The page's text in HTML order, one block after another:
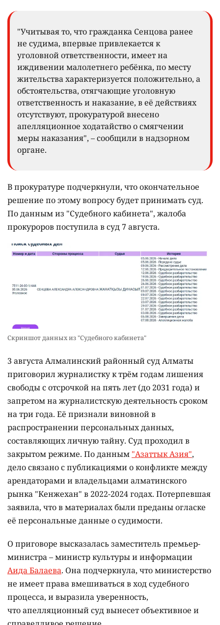
"Учитывая то, что гражданка Сенцова ранее
не судима, впервые привлекается к
уголовной ответственности, имеет на
иждивении малолетнего ребёнка, по месту
жительства характеризуется положительно, а
обстоятельства, отягчающие уголовную
ответственность и наказание, в её действиях
отсутствуют, прокуратурой внесено
апелляционное ходатайство о смягчении
меры наказания", – сообщили в надзорном
органе.
В прокуратуре подчеркнули, что окончательное
решение по этому вопросу будет принимать суд.
По данным из "Судебного кабинета", жалоба
прокуроров поступила в суд 7 августа.
Скриншот данных из "Судебного кабинета"
3 августа Алмалинский районный суд Алматы
приговорил журналистку к трём годам лишения
свободы с отсрочкой на пять лет (до 2031 года) и
запретом на журналистскую деятельность сроком
на три года. Её признали виновной в
распространении персональных данных,
составляющих личную тайну. Суд проходил в
закрытом режиме. По данным "Азаттык Азия",
дело связано с публикациями о конфликте между
арендаторами и владельцами алматинского
рынка "Кенжехан" в 2022-2024 годах. Потерпевшая
заявила, что в материалах были преданы огласке
её персональные данные о судимости.
О приговоре высказалась заместитель премьер-
министра – министр культуры и информации
Аида Балаева. Она подчеркнула, что министерство
не имеет права вмешиваться в ход судебного
процесса, и выразила уверенность,
что апелляционный суд вынесет объективное и